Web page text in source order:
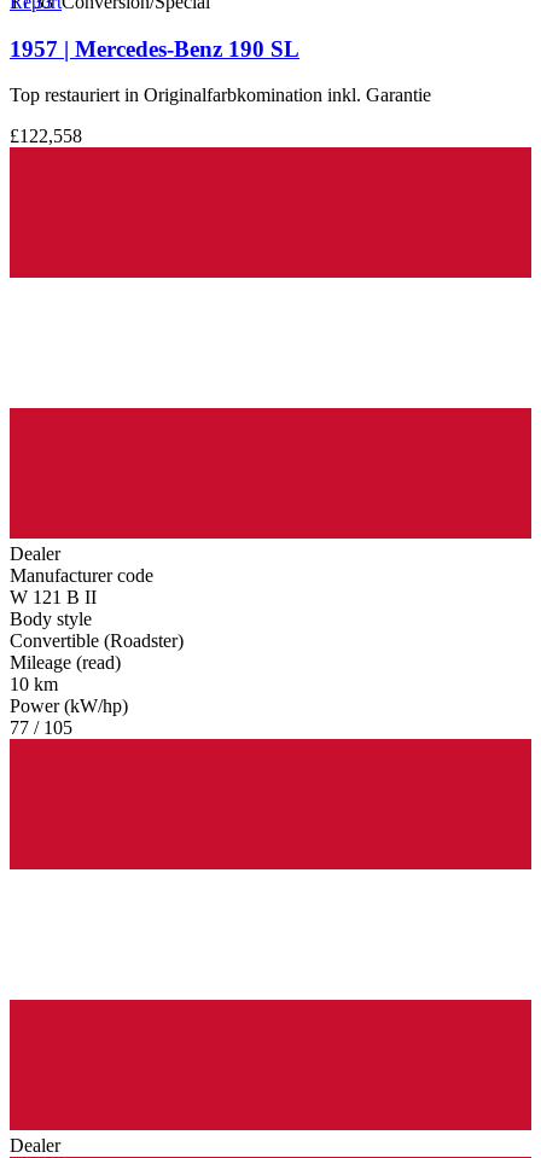
1957 | Mercedes-Benz 190 SL
Top restauriert in Originalfarbkomination inkl. Garantie
£122,558
Dealer
Manufacturer code
W 121 B II
Body style
Convertible (Roadster)
Mileage (read)
10 km
Power (kW/hp)
77 / 105
Dealer